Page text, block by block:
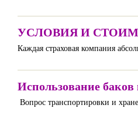
УСЛОВИЯ И
Каждая страховая компания
Использование баков
Вопрос транспортировки и